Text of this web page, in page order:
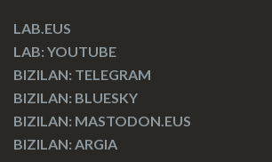
LAB.EUS
LAB: YOUTUBE
BIZILAN: TELEGRAM
BIZILAN: BLUESKY
BIZILAN: MASTODON.EUS
BIZILAN: ARGIA